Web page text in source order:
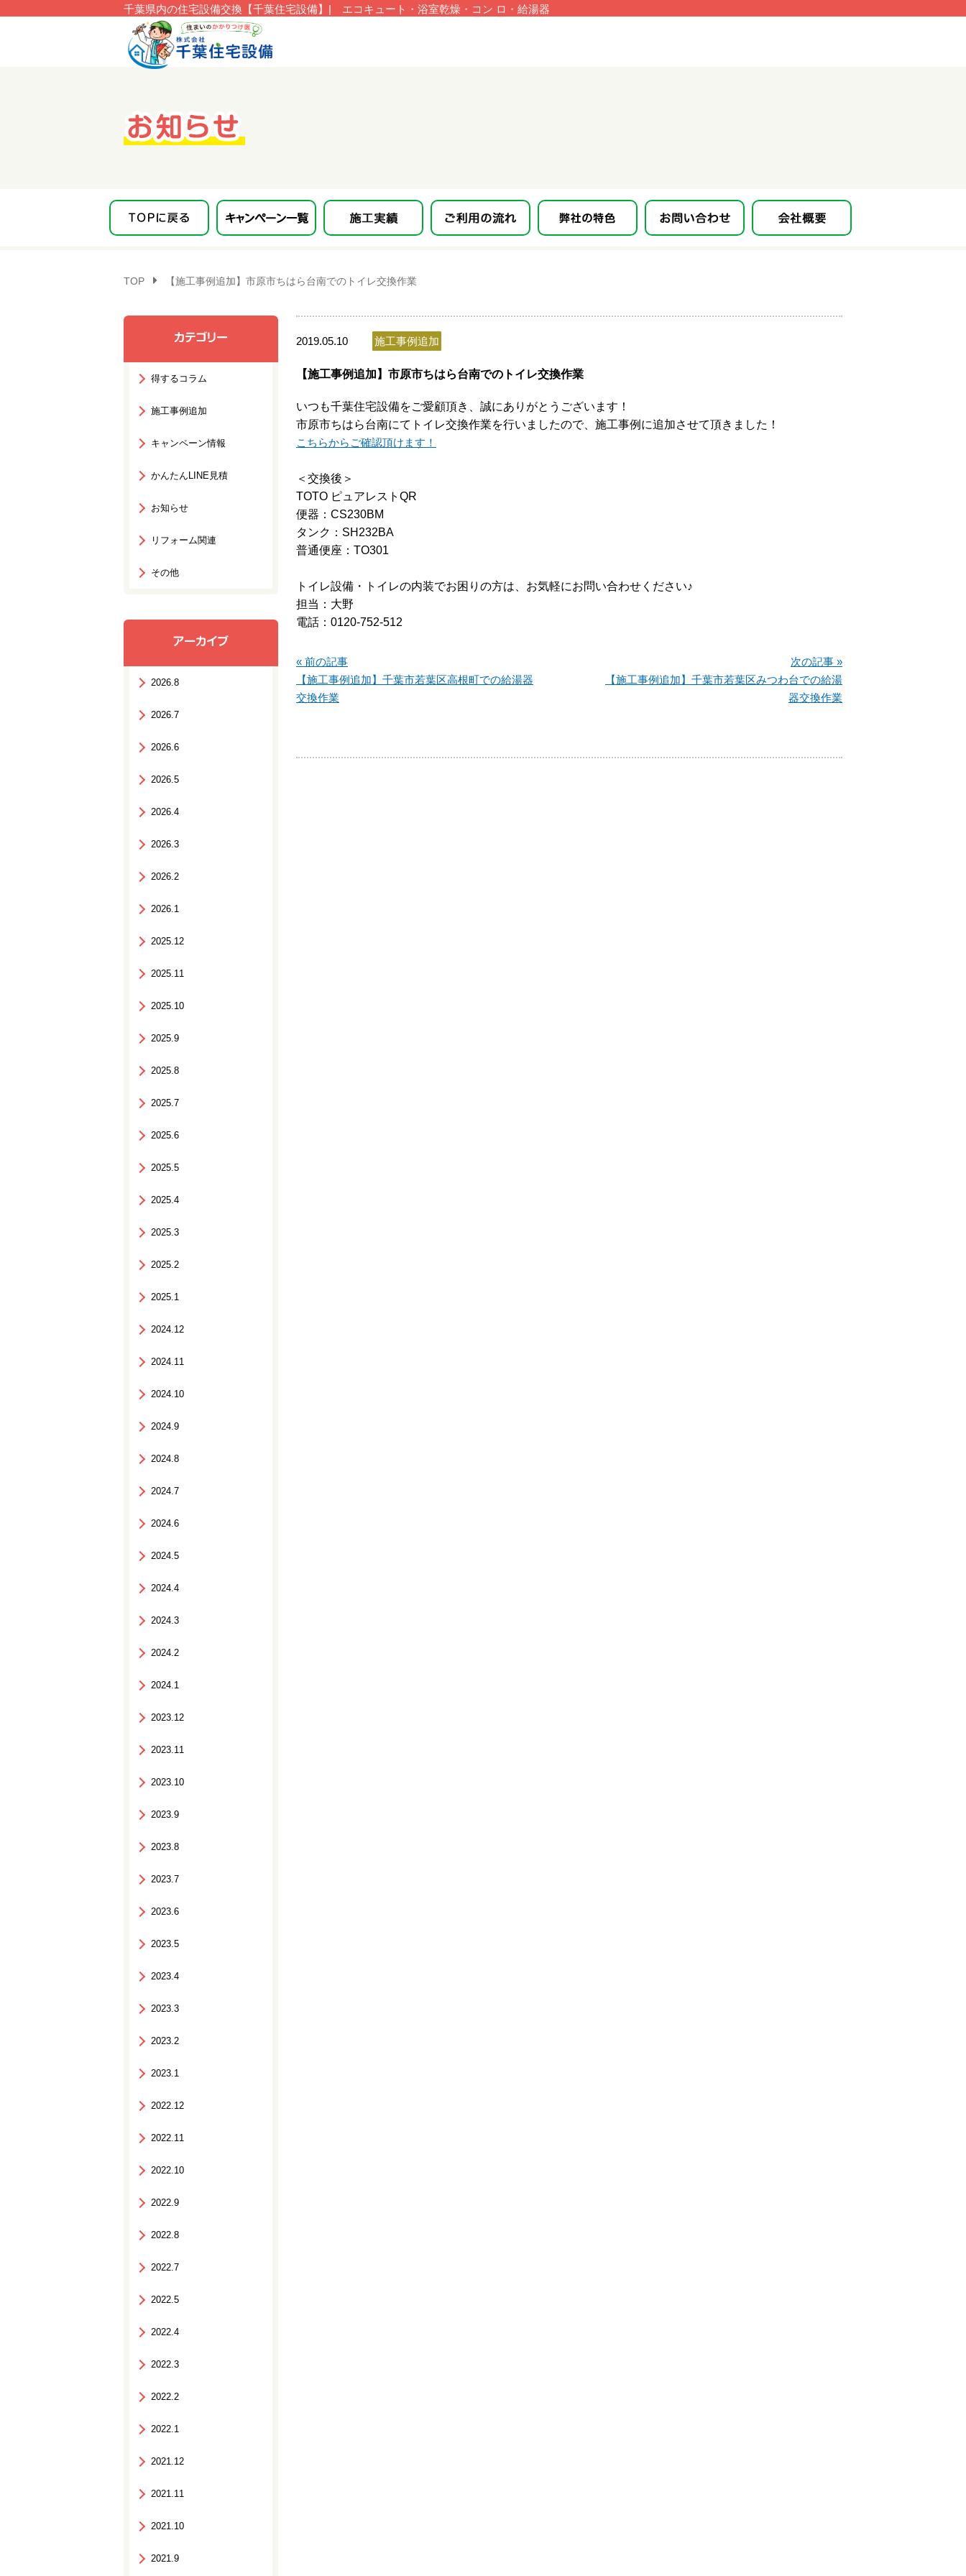
千葉県内の住宅設備交換【千葉住宅設備】| エコキュート・浴室乾燥・コン ロ・給湯器
TOP 【施工事例追加】市原市ちはら台南でのトイレ交換作業
得するコラム
施工事例追加
キャンペーン情報
かんたんLINE見積
お知らせ
リフォーム関連
その他
2026.8
2026.7
2026.6
2026.5
2026.4
2026.3
2026.2
2026.1
2025.12
2025.11
2025.10
2025.9
2025.8
2025.7
2025.6
2025.5
2025.4
2025.3
2025.2
2025.1
2024.12
2024.11
2024.10
2024.9
2024.8
2024.7
2024.6
2024.5
2024.4
2024.3
2024.2
2024.1
2023.12
2023.11
2023.10
2023.9
2023.8
2023.7
2023.6
2023.5
2023.4
2023.3
2023.2
2023.1
2022.12
2022.11
2022.10
2022.9
2022.8
2022.7
2022.5
2022.4
2022.3
2022.2
2022.1
2021.12
2021.11
2021.10
2021.9
2019.05.10 施工事例追加
【施工事例追加】市原市ちはら台南でのトイレ交換作業
いつも千葉住宅設備をご愛顧頂き、誠にありがとうございます！
市原市ちはら台南にてトイレ交換作業を行いましたので、施工事例に追加させて頂きました！
こちらからご確認頂けます！
＜交換後＞
TOTO ピュアレストQR
便器：CS230BM
タンク：SH232BA
普通便座：TO301
トイレ設備・トイレの内装でお困りの方は、お気軽にお問い合わせください♪
担当：大野
電話：0120-752-512
« 前の記事
【施工事例追加】千葉市若葉区高根町での給湯器
交換作業
次の記事 »
【施工事例追加】千葉市若葉区みつわ台での給湯
器交換作業